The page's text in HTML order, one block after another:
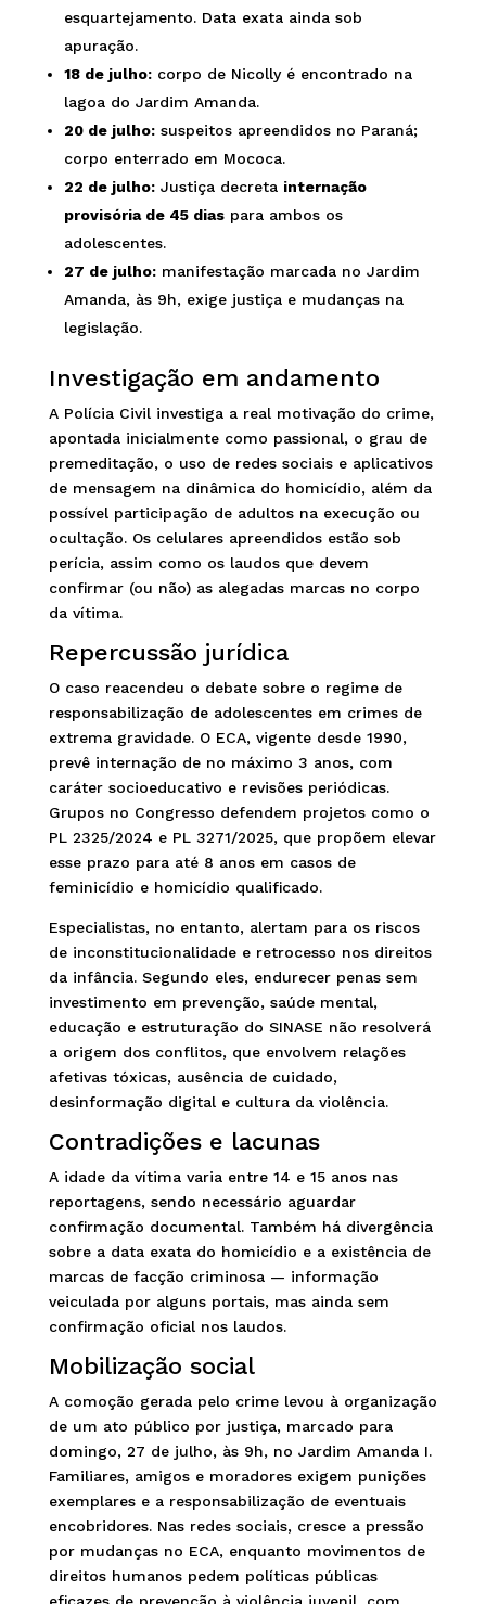
esquartejamento. Data exata ainda sob
apuração.
18 de julho:corpo de Nicolly é encontrado na
lagoa do Jardim Amanda.
20 de julho:suspeitos apreendidos no Paraná;
corpo enterrado em Mococa.
22 de julho:Justiça decreta internação
provisória de 45 diaspara ambos os
adolescentes.
27 de julho:manifestação marcada no Jardim
Amanda, às 9h, exige justiça e mudanças na
legislação.
Investigação em andamento
A Polícia Civil investiga a real motivação do crime,
apontada inicialmente como passional, o grau de
premeditação, o uso de redes sociais e aplicativos
de mensagem na dinâmica do homicídio, além da
possível participação de adultos na execução ou
ocultação. Os celulares apreendidos estão sob
perícia, assim como os laudos que devem
confirmar (ou não) as alegadas marcas no corpo
da vítima.
Repercussão jurídica
O caso reacendeu o debate sobre o regime de
responsabilização de adolescentes em crimes de
extrema gravidade. O ECA, vigente desde 1990,
prevê internação de no máximo 3 anos, com
caráter socioeducativo e revisões periódicas.
Grupos no Congresso defendem projetos como o
PL 2325/2024 e PL 3271/2025, que propõem elevar
esse prazo para até 8 anos em casos de
feminicídio e homicídio qualificado.
Especialistas, no entanto, alertam para os riscos
de inconstitucionalidade e retrocesso nos direitos
da infância. Segundo eles, endurecer penas sem
investimento em prevenção, saúde mental,
educação e estruturação do SINASE não resolverá
a origem dos conflitos, que envolvem relações
afetivas tóxicas, ausência de cuidado,
desinformação digital e cultura da violência.
Contradições e lacunas
A idade da vítima varia entre 14 e 15 anos nas
reportagens, sendo necessário aguardar
confirmação documental. Também há divergência
sobre a data exata do homicídio e a existência de
marcas de facção criminosa — informação
veiculada por alguns portais, mas ainda sem
confirmação oficial nos laudos.
Mobilização social
A comoção gerada pelo crime levou à organização
de um ato público por justiça, marcado para
domingo, 27 de julho, às 9h, no Jardim Amanda I.
Familiares, amigos e moradores exigem punições
exemplares e a responsabilização de eventuais
encobridores. Nas redes sociais, cresce a pressão
por mudanças no ECA, enquanto movimentos de
direitos humanos pedem políticas públicas